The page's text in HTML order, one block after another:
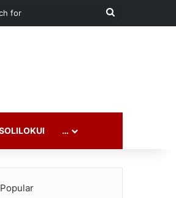
Search
…
Popular